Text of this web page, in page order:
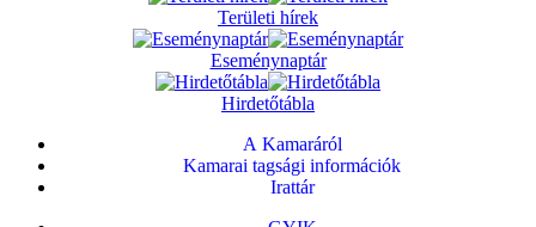
Területi hírek
Eseménynaptár
Hirdetőtábla
A Kamaráról
Kamarai tagsági információk
Irattár